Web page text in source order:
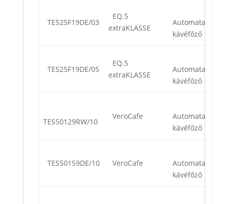
TE525F19DE/03
EQ.5
extraKLASSE
Automata
kávéfőző
TE525F19DE/05
EQ.5
extraKLASSE
Automata
kávéfőző
TES50129RW/10
VeroCafe
Automata
kávéfőző
TES50159DE/10 VeroCafe
Automata
kávéfőző